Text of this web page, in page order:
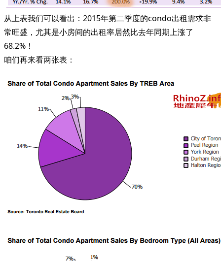
从上表我们可以看出：2015年第二季度的condo出租需求非
常旺盛，尤其是小房间的出租率居然比去年同期上涨了
68.2%！
咱们再来看两张表：